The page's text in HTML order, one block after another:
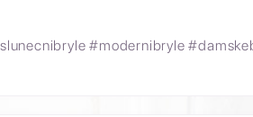
#modernibryle